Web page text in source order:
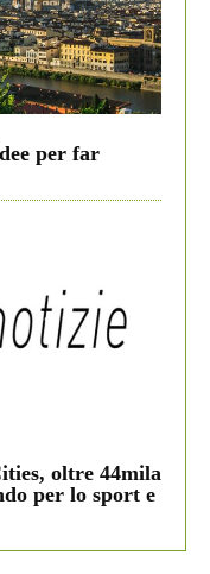
per far
oltre 44mila
per lo sport e